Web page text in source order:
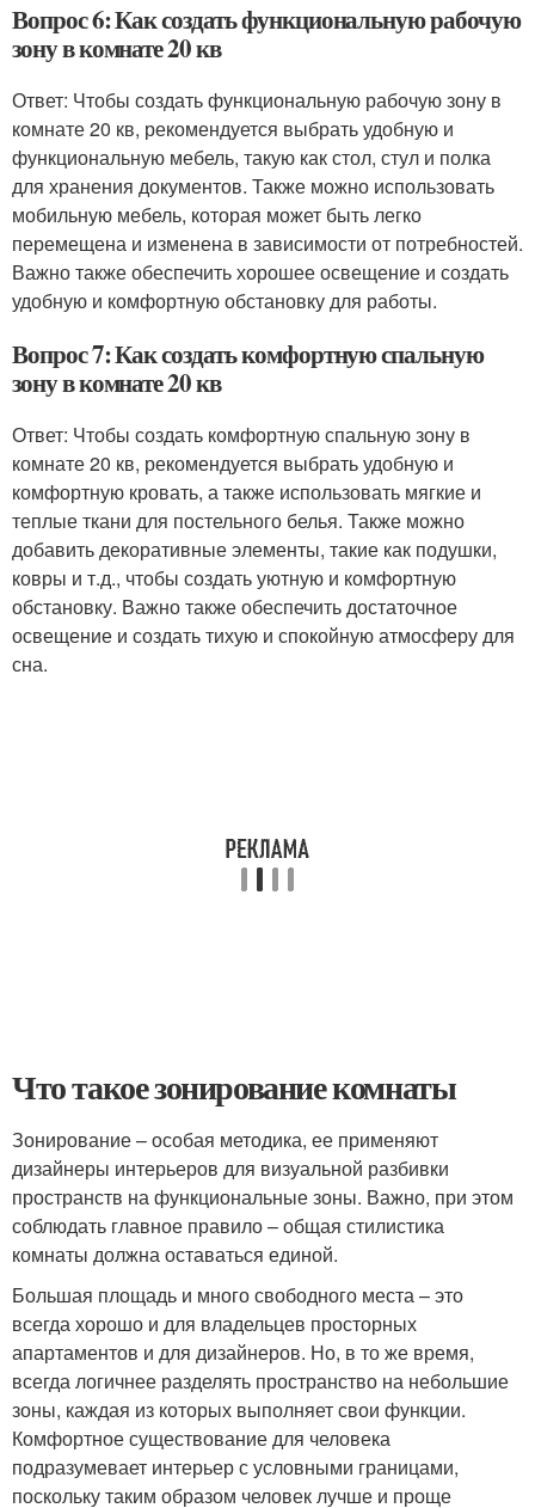
Вопрос 6: Как создать функциональную рабочую
зону в комнате 20 кв
Ответ: Чтобы создать функциональную рабочую зону в
комнате 20 кв, рекомендуется выбрать удобную и
функциональную мебель, такую как стол, стул и полка
для хранения документов. Также можно использовать
мобильную мебель, которая может быть легко
перемещена и изменена в зависимости от потребностей.
Важно также обеспечить хорошее освещение и создать
удобную и комфортную обстановку для работы.
Вопрос 7: Как создать комфортную спальную
зону в комнате 20 кв
Ответ: Чтобы создать комфортную спальную зону в
комнате 20 кв, рекомендуется выбрать удобную и
комфортную кровать, а также использовать мягкие и
теплые ткани для постельного белья. Также можно
добавить декоративные элементы, такие как подушки,
ковры и т.д., чтобы создать уютную и комфортную
обстановку. Важно также обеспечить достаточное
освещение и создать тихую и спокойную атмосферу для
сна.
Что такое зонирование комнаты
Зонирование – особая методика, ее применяют
дизайнеры интерьеров для визуальной разбивки
пространств на функциональные зоны. Важно, при этом
соблюдать главное правило – общая стилистика
комнаты должна оставаться единой.
Большая площадь и много свободного места – это
всегда хорошо и для владельцев просторных
апартаментов и для дизайнеров. Но, в то же время,
всегда логичнее разделять пространство на небольшие
зоны, каждая из которых выполняет свои функции.
Комфортное существование для человека
подразумевает интерьер с условными границами,
поскольку таким образом человек лучше и проще